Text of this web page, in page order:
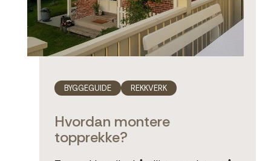
BYGGEGUIDE REKKVERK
Hvordan montere
topprekke?